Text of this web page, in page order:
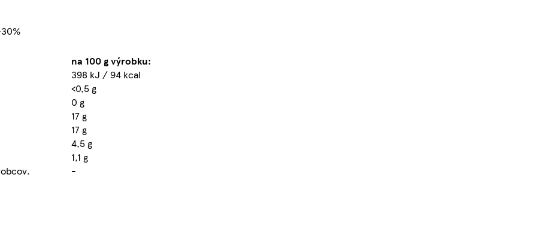
na 100 g výrobku:
398 kJ / 94 kcal
<0,5 g
0 g
17 g
17 g
4,5 g
1,1 g
-